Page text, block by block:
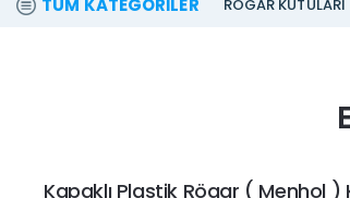
ve
RÖGAR KUTULARI
Kapaklı Plastik Rögar ( Menhol